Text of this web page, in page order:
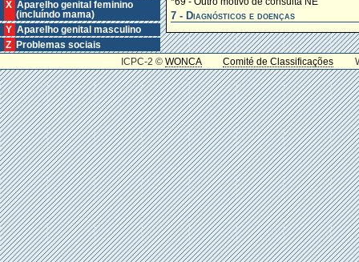
X Aparelho genital feminino
(incluíndo mama)
Y Aparelho genital masculino
Z Problemas sociais
7 - Diagnósticos e doenças
ICPC-2 ©WONCA Comité de Classificações